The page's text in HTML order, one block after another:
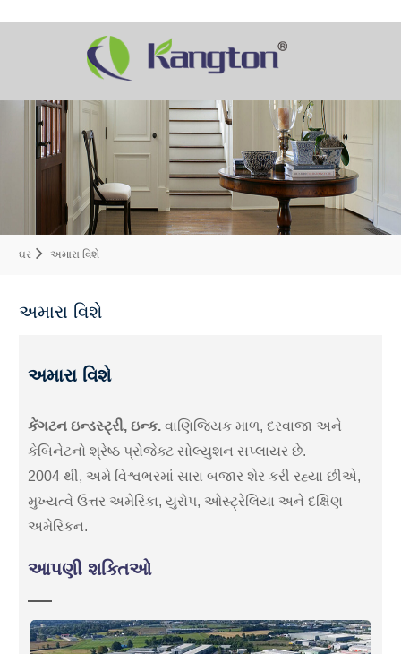
ઘર અમારા વિશે
અમારા વિશે
અમારા વિશે
કેંગટન ઇન્ડસ્ટ્રી, ઇન્ક. વાણિજ્યિક માળ, દરવાજા અને
કેબિનેટનો શ્રેષ્ઠ પ્રોજેક્ટ સોલ્યુશન સપ્લાયર છે.
2004 થી, અમે વિશ્વભરમાં સારા બજાર શેર કરી રહ્યા છીએ,
મુખ્યત્વે ઉત્તર અમેરિકા, યુરોપ, ઓસ્ટ્રેલિયા અને દક્ષિણ
અમેરિકન.
આપણી શક્તિઓ